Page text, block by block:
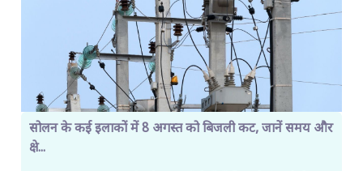
सोलन के कई इलाकों में 8 अगस्त को बिजली कट, जानें समय और
क्षे...